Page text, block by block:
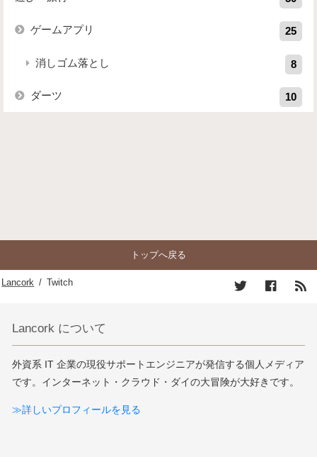
ゲームアプリ 25
消しゴム落とし 8
ダーツ 10
トップへ戻る
Lancork / Twitch
Lancork について
外資系 IT 企業の現役サポートエンジニアが発信する個人メディア
です。インターネット・クラウド・ダイの大冒険が大好きです。
≫詳しいプロフィールを見る